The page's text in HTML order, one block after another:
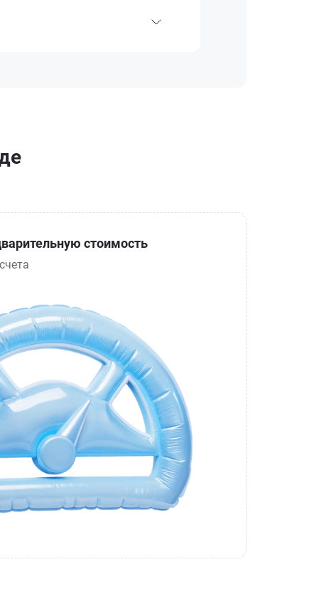
стоимость